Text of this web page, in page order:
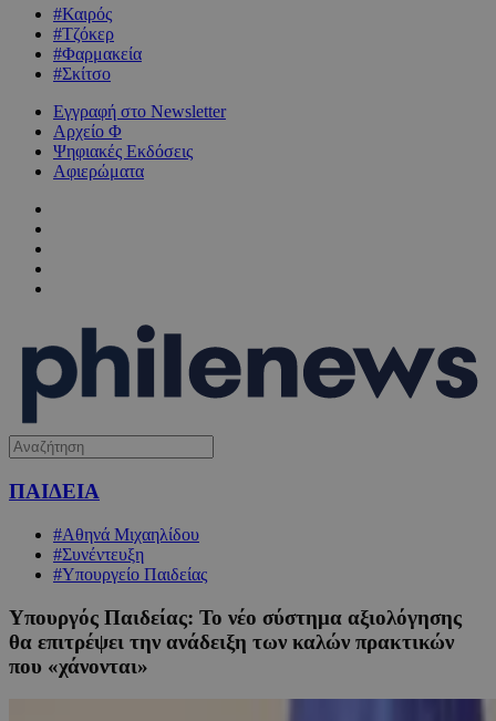
#Καιρός
#Τζόκερ
#Φαρμακεία
#Σκίτσο
Εγγραφή στο Newsletter
Αρχείο Φ
Ψηφιακές Εκδόσεις
Αφιερώματα
ΠΑΙΔΕΙΑ
#Αθηνά Μιχαηλίδου
#Συνέντευξη
#Υπουργείο Παιδείας
Υπουργός Παιδείας: Το νέο σύστημα αξιολόγησης
θα επιτρέψει την ανάδειξη των καλών πρακτικών
που «χάνονται»